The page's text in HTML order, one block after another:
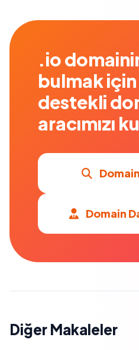
.io
bulmak için
destekli
aracımızı
Domain
Diğer Makaleler